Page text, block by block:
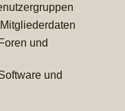
und
und